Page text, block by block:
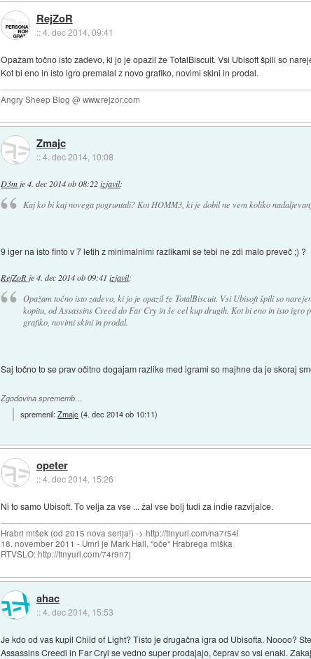
RejZoR
::4. dec 2014, 09:41
Opažam točno isto zadevo, ki jo je opazil že TotalBiscuit. Vsi Ubisoft špili so
Kot bi eno in isto igro premalal z novo grafiko, novimi skini in prodal.
Angry Sheep Blog @ www.rejzor.com
Zmajc
::4. dec 2014, 10:08
D3m je4. dec 2014 ob 08:22 izjavil:
Kaj ko bi kaj novega pogruntali? Kot HOMM3, ki je dobil ne vem koliko
9 iger na isto finto v 7 letih z minimalnimi razlikami se tebi ne zdi malo preveč ;) ?
RejZoR je4. dec 2014 ob 09:41 izjavil:
Opažam točno isto zadevo, ki jo je opazil že TotalBiscuit. Vsi Ubisoft špili so
kopitu, od Assassins Creed do Far Cry in še cel kup drugih. Kot bi eno in isto igro
grafiko, novimi skini in prodal.
Saj točno to se prav očitno dogajam razlike med igrami so majhne da je skoraj
Zgodovina sprememb…
spremenil:Zmajc (4. dec 2014 ob 10:11)
opeter
::4. dec 2014, 15:26
Ni to samo Ubisoft. To velja za vse ... žal vse bolj tudi za indie razvijalce.
Hrabri mišek (od 2015 nova serija!) -> http://tinyurl.com/na7r54l
18. november 2011 - Umrl je Mark Hall, "oče" Hrabrega miška
RTVSLO: http://tinyurl.com/74r9n7j
ahac
::4. dec 2014, 15:53
Je kdo od vas kupil Child of Light? Tisto je drugačna igra od Ubisofta. Noooo?
Assassins Creedi in Far Cryi se vedno super prodajajo, čeprav so vsi enaki.